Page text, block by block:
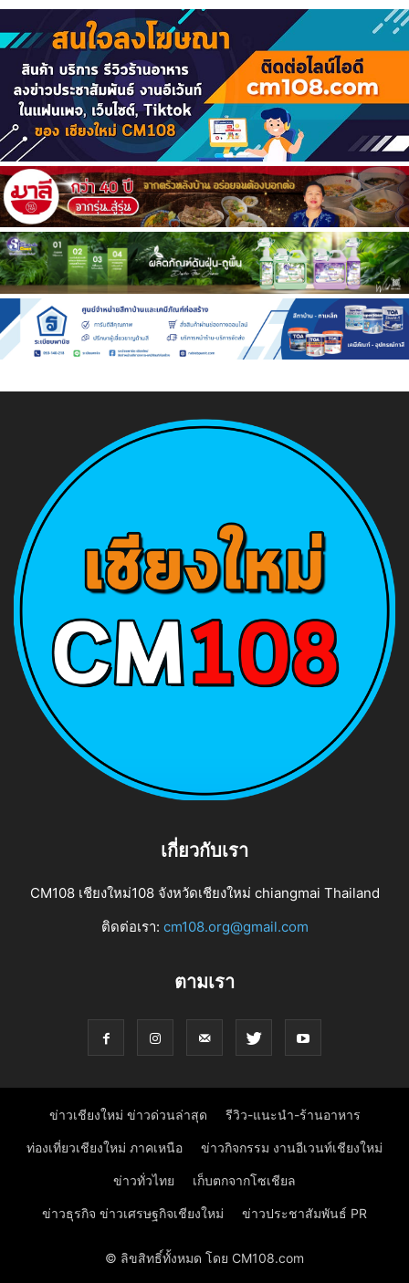
เกี่ยวกับเรา
CM108 เชียงใหม่108 จังหวัดเชียงใหม่ chiangmai Thailand
ติดต่อเรา: cm108.org@gmail.com
ตามเรา
ข่าวเชียงใหม่ ข่าวด่วนล่าสุด รีวิว-แนะนำ-ร้านอาหาร
ท่องเที่ยวเชียงใหม่ ภาคเหนือ ข่าวกิจกรรม งานอีเวนท์เชียงใหม่
ข่าวทั่วไทย เก็บตกจากโซเชียล
ข่าวธุรกิจ ข่าวเศรษฐกิจเชียงใหม่ ข่าวประชาสัมพันธ์ PR
© ลิขสิทธิ์ทั้งหมด โดย CM108.com